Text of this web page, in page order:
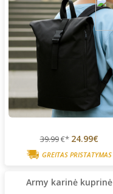
39.99€* 24.99€
GREITAS PRISTATYMAS
Army karinė kuprinė